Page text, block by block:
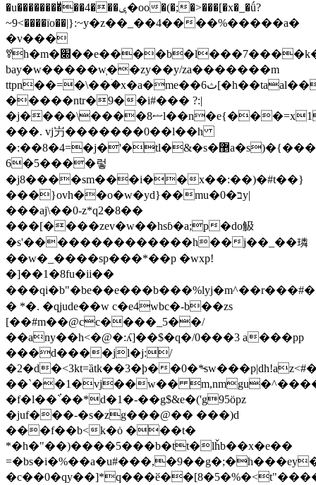
�u��������ͧ��4���ݷ�oo�(�;�>���[�x�_�ǘ?
~9<����ïo��|}:~y�z��_��4����%�����a�
�v���
ꎊh�m�׍��e����b�l���7����k��ۛ)
bay�w�����w͕��zy��y/za�������m
ttpn��=�\��ۛ�x�a�me��6ث[�h��taaӏ��r��>
�����ntr�9��i#��� ?:|
�j����\����8ޟl��n�e{���=x1c\��νps_���zق[
���. vj屶�������0��l��h
�:��8�4=�j�'�tl�&�s�޵a�s)�{����`��^
6�5����렇
�j8����sm���i��x��:��)�#t��}
���}ovh��o�w�yd}��mu�ב�0y|
���aj\��0-z*q2�8��
���[����zev�w��hsɓ�a;p�do觙
�s'��������������h��j��_��璘
��w�_����sp���*��p �wxp!
�]��1�8fu�ii��
���qi�b"�be��e���b���%lyj�m^��
� *�. �qjude��w c�e4wbc�-b��zs
[��#m��@cc����_5��/
��any��h<�@�:ʎ]��$�q�/0���3 a���pр
���d����jl�j:/
�2�d�<3kt=ȁtk��3�ϸ�
��`��1�vj��w��
�f�l��`֗��*d�1�-��g$&e�('g95öpz
�juf���-�s�zg���@�� ���)d
���f��b<k�ȯ ���t�
*�h�"��)����5���b�tt�lȟb��x�e��